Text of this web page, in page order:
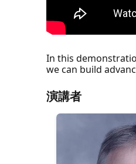
In this
we can build
演講者